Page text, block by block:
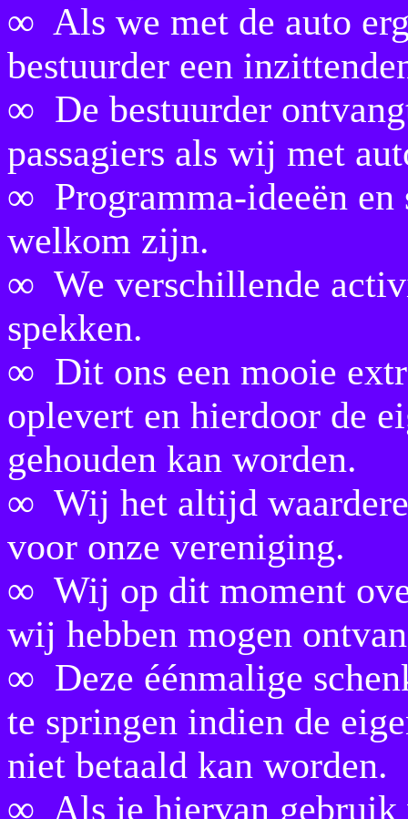
∞ Als we met de auto
bestuurder een
∞ De bestuurder
passagiers als wij met
∞ Programma-ideeën en
welkom zijn.
∞ We verschillende
spekken.
∞ Dit ons een mooie
oplevert en hierdoor de
gehouden kan worden.
∞ Wij het altijd
voor onze vereniging.
∞ Wij op dit moment
wij hebben mogen
∞ Deze éénmalige
te springen indien de
niet betaald kan worden.
∞ Als je hiervan gebruik